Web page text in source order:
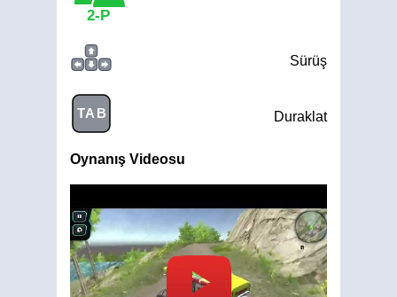
2-P
Sürüş
TAB Duraklat
Oynanış Videosu